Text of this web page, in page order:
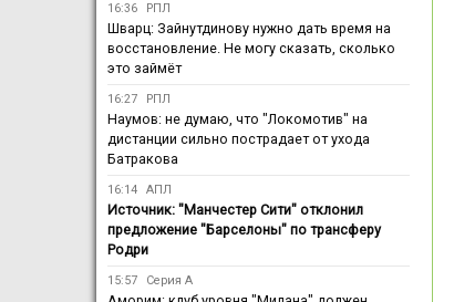
16:36 РПЛ
Шварц: Зайнутдинову нужно дать время на
восстановление. Не могу сказать, сколько
это займёт
16:27 РПЛ
Наумов: не думаю, что "Локомотив" на
дистанции сильно пострадает от ухода
Батракова
16:14 АПЛ
Источник: "Манчестер Сити" отклонил
предложение "Барселоны" по трансферу
Родри
15:57 Серия А